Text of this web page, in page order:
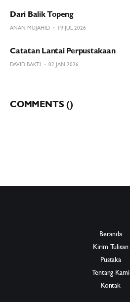
Dari Balik Topeng
ANAN MUJAHID 19 JUL 2026
Catatan Lantai Perpustakaan
DAVID BAKTI 02 JAN 2026
COMMENTS ( )
Beranda
Kirim Tulisan
Pustaka
Tentang Kami
Kontak